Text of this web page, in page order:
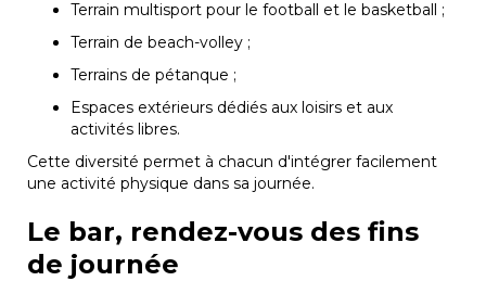
Terrain multisport pour le football et le basketball ;
Terrain de beach-volley ;
Terrains de pétanque ;
Espaces extérieurs dédiés aux loisirs et aux
activités libres.
Cette diversité permet à chacun d'intégrer facilement
une activité physique dans sa journée.
Le bar, rendez-vous des fins
de journée